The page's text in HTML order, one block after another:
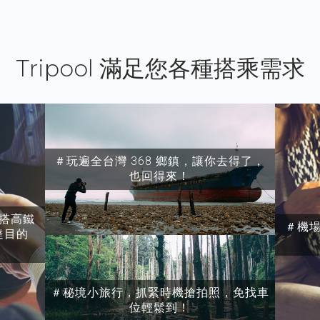
Tripool 滿足您各種搭乘需求
高鐵
目的
＃玩遍全台灣 368 鄉鎮，讓你去得了，
也回得來！
＃秘境小旅行，抓緊時機搶拍照，免找車
位輕鬆到！
＃機